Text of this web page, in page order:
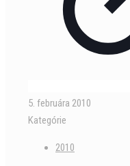
5. februára 2010
Kategórie
2010